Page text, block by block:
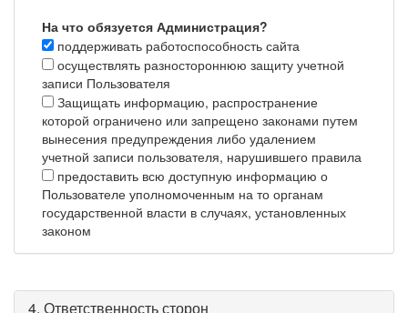
На что обязуется Администрация?
поддерживать работоспособность сайта
осуществлять разностороннюю защиту учетной
записи Пользователя
Защищать информацию, распространение
которой ограничено или запрещено законами путем
вынесения предупреждения либо удалением
учетной записи пользователя, нарушившего правила
предоставить всю доступную информацию о
Пользователе уполномоченным на то органам
государственной власти в случаях, установленных
законом
4. Ответственность сторон